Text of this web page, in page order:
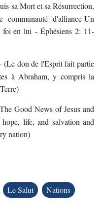
sa Mort et sa Résurrection,
communauté d'alliance-Un
foi en lui - Éphésiens 2: 11-
- (Le don de l'Esprit fait partie
à Abraham, y compris la
The Good News of Jesus and
life, and salvation and
nation)
Le Salut Nations